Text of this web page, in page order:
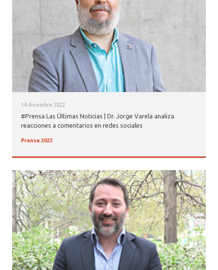
14 diciembre 2022
#Prensa Las Últimas Noticias | Dr. Jorge Varela analiza
reacciones a comentarios en redes sociales
Prensa 2022